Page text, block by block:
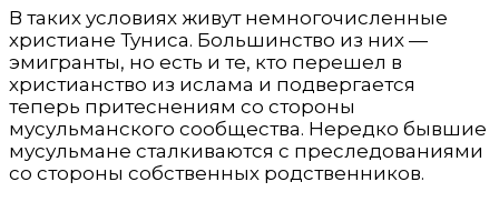
В таких условиях живут немногочисленные
христиане Туниса. Большинство из них —
эмигранты, но есть и те, кто перешел в
христианство из ислама и подвергается
теперь притеснениям со стороны
мусульманского сообщества. Нередко бывшие
мусульмане сталкиваются с преследованиями
со стороны собственных родственников.